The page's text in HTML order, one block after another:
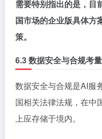
需要特别指出的是，目
国市场的企业版具体方
策。
6.3 数据安全与合规考量
数据安全与合规是AI服
国相关法律法规，在中
上应存储于境内。